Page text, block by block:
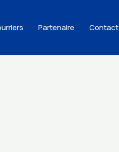
Partenaire Contact